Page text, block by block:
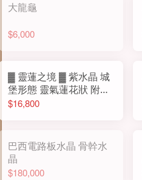
大龍龜
$6,000
▓ 靈蓮之境 ▓ 紫水晶 城
堡形態 靈氣蓮花狀 附底
座
$16,800
巴西電路板水晶 骨幹水
晶
$180,000